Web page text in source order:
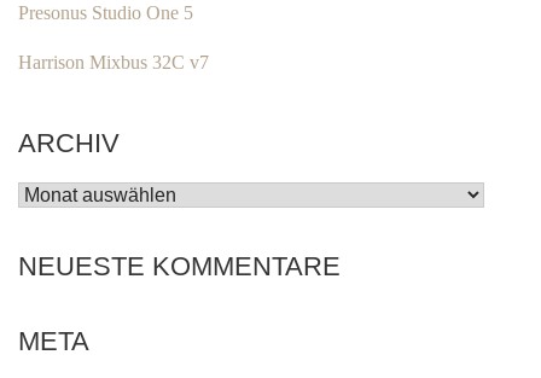
Presonus Studio One 5
Harrison Mixbus 32C v7
ARCHIV
ARCHIV
NEUESTE KOMMENTARE
META